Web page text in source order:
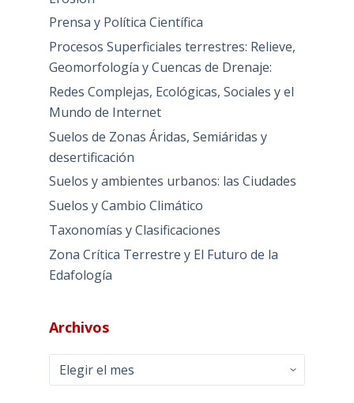
Prensa y Política Científica
Procesos Superficiales terrestres: Relieve,
Geomorfología y Cuencas de Drenaje:
Redes Complejas, Ecológicas, Sociales y el
Mundo de Internet
Suelos de Zonas Áridas, Semiáridas y
desertificación
Suelos y ambientes urbanos: las Ciudades
Suelos y Cambio Climático
Taxonomías y Clasificaciones
Zona Crítica Terrestre y El Futuro de la
Edafología
Archivos
Archivos